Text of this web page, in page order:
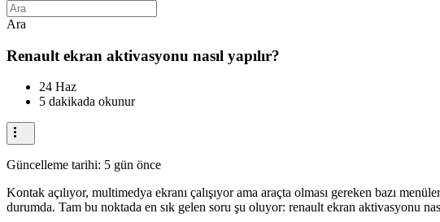
Ara
Renault ekran aktivasyonu nasıl yapılır?
24 Haz
5 dakikada okunur
Güncelleme tarihi: 5 gün önce
Kontak açılıyor, multimedya ekranı çalışıyor ama araçta olması gereken bazı
durumda. Tam bu noktada en sık gelen soru şu oluyor: renault ekran aktivasyonu